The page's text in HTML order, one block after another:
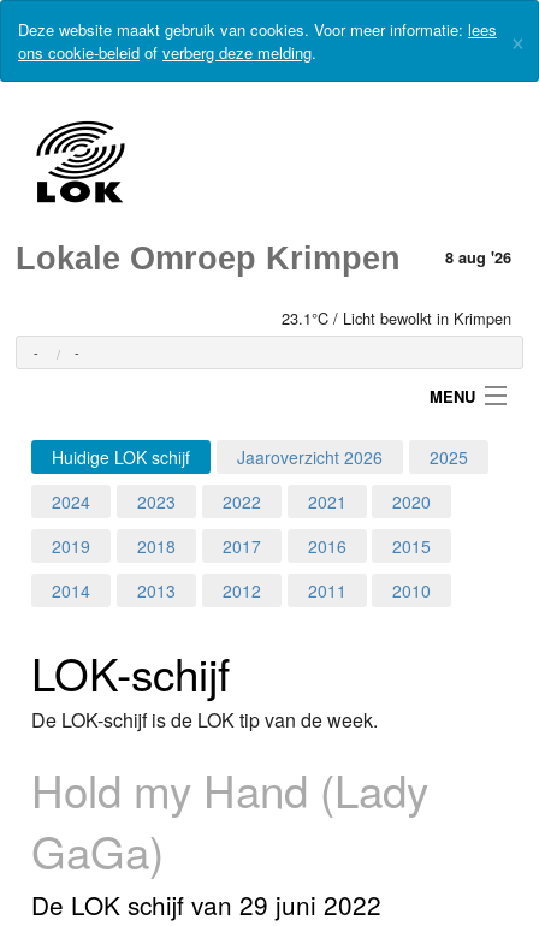
Deze website maakt gebruik van cookies. Voor meer informatie: lees
ons cookie-beleid of verberg deze melding. ×
Lokale Omroep Krimpen 8 aug '26
23.1°C / Licht bewolkt in Krimpen
- -
MENU
Login
Home
Programma's
Nieuws
Foto's
Video
Webcam
Info
Huidige LOK schijf Jaaroverzicht 2026
2025
2024
2023 2022 2021
2020
2019
2018 2017 2016
2015
2014
2013 2012 2011 2010
LOK-schijf
De LOK-schijf is de LOK tip van de week.
Hold my Hand (Lady
GaGa)
De LOK schijf van 29 juni 2022